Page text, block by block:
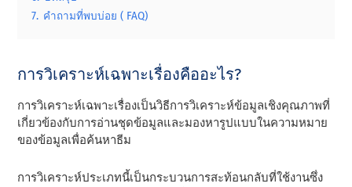
7. คําถามที่พบบ่อย ( FAQ)
การวิเคราะห์เฉพาะเรื่องคืออะไร?
การวิเคราะห์เฉพาะเรื่องเป็นวิธีการวิเคราะห์ข้อมูลเชิงคุณภาพที่
เกี่ยวข้องกับการอ่านชุดข้อมูลและมองหารูปแบบในความหมาย
ของข้อมูลเพื่อค้นหาธีม
การวิเคราะห์ประเภทนี้เป็นกระบวนการสะท้อนกลับที่ใช้งานซึ่ง